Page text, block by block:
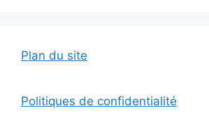
Plan du site
Politiques de confidentialité